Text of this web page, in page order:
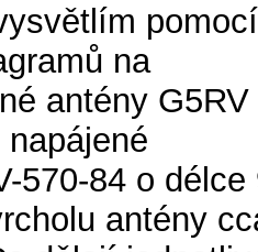
pomocí
na
antény G5RV
napájené
570-84 o délce
antény